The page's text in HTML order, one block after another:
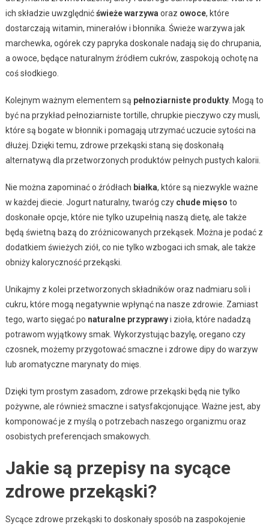
ich składzie uwzględnićświeże warzywa oraz owoce, które
dostarczają witamin, minerałów i błonnika. Świeże warzywa jak
marchewka, ogórek czy papryka doskonale nadają się do chrupania,
a owoce, będące naturalnym źródłem cukrów, zaspokoją ochotę na
coś słodkiego.
Kolejnym ważnym elementem są pełnoziarniste produkty. Mogą to
być na przykład pełnoziarniste tortille, chrupkie pieczywo czy musli,
które są bogate w błonnik i pomagają utrzymać uczucie sytości na
dłużej. Dzięki temu, zdrowe przekąski staną się doskonałą
alternatywą dla przetworzonych produktów pełnych pustych kalorii.
Nie można zapominać o źródłach białka, które są niezwykle ważne
w każdej diecie. Jogurt naturalny, twaróg czy chude mięso to
doskonałe opcje, które nie tylko uzupełnią naszą dietę, ale także
będą świetną bazą do zróżnicowanych przekąsek. Można je podać z
dodatkiem świeżych ziół, co nie tylko wzbogaci ich smak, ale także
obniży kaloryczność przekąski.
Unikajmy z kolei przetworzonych składników oraz nadmiaru soli i
cukru, które mogą negatywnie wpłynąć na nasze zdrowie. Zamiast
tego, warto sięgać po naturalne przyprawyi zioła, które nadadzą
potrawom wyjątkowy smak. Wykorzystując bazylę, oregano czy
czosnek, możemy przygotować smaczne i zdrowe dipy do warzyw
lub aromatyczne marynaty do mięs.
Dzięki tym prostym zasadom, zdrowe przekąski będą nie tylko
pożywne, ale również smaczne i satysfakcjonujące. Ważne jest, aby
komponować je z myślą o potrzebach naszego organizmu oraz
osobistych preferencjach smakowych.
Jakie są przepisy na sycące
zdrowe przekąski?
Sycące zdrowe przekąski to doskonały sposób na zaspokojenie